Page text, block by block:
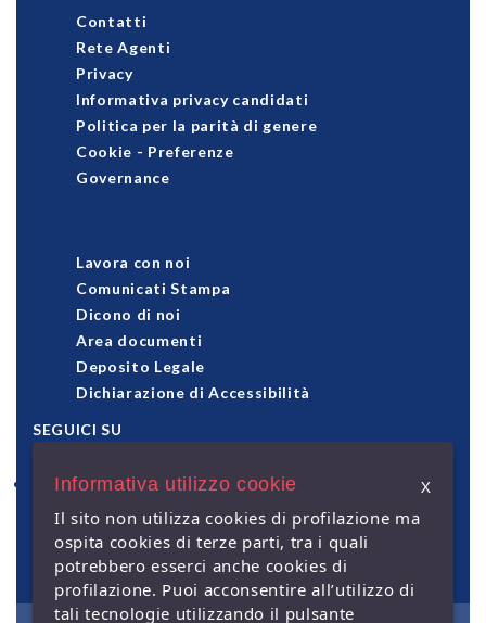
Contatti
Rete Agenti
Privacy
Informativa privacy candidati
Politica per la parità di genere
Cookie - Preferenze
Governance
Lavora con noi
Comunicati Stampa
Dicono di noi
Area documenti
Deposito Legale
Dichiarazione di Accessibilità
SEGUICI SU
pagamenti accettati
Informativa utilizzo cookie
X
Il sito non utilizza cookies di profilazione ma
ospita cookies di terze parti, tra i quali
potrebbero esserci anche cookies di
profilazione. Puoi acconsentire all’utilizzo di
tali tecnologie utilizzando il pulsante